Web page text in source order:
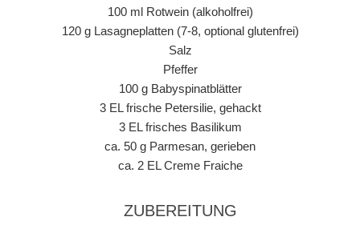
100 ml Rotwein (alkoholfrei)
120 g Lasagneplatten (7-8, optional glutenfrei)
Salz
Pfeffer
100 g Babyspinatblätter
3 EL frische Petersilie, gehackt
3 EL frisches Basilikum
ca. 50 g Parmesan, gerieben
ca. 2 EL Creme Fraiche
ZUBEREITUNG